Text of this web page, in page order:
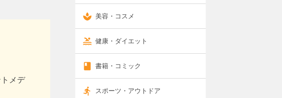
メデ
美容・コスメ
健康・ダイエット
書籍・コミック
スポーツ・アウトドア